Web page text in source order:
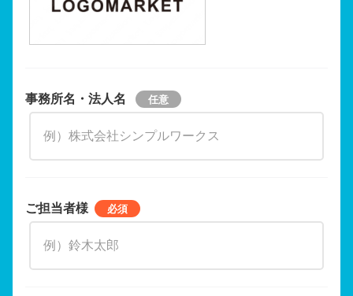
事務所名・法人名
ご担当者様